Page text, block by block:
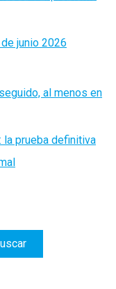
de junio 2026
al menos en
la prueba definitiva